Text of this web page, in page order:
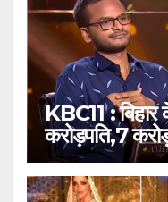
KBC11 :
करोड़पति,7